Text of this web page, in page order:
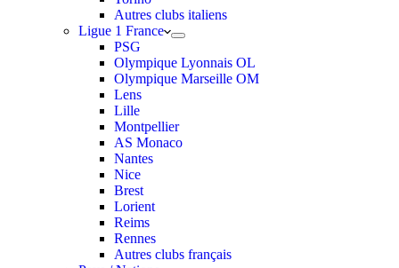
Autres clubs italiens
Ligue 1 France
PSG
Olympique Lyonnais OL
Olympique Marseille OM
Lens
Lille
Montpellier
AS Monaco
Nantes
Nice
Brest
Lorient
Reims
Rennes
Autres clubs français